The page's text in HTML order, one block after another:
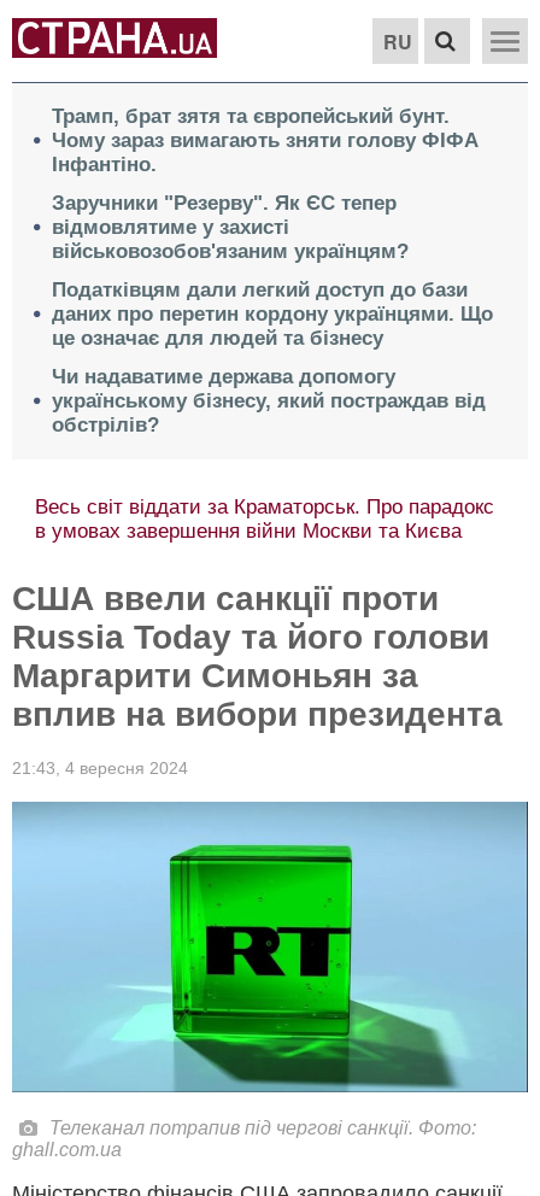
RU
Трамп, брат зятя та європейський бунт.
Чому зараз вимагають зняти голову ФІФА
Інфантіно.
Заручники "Резерву". Як ЄС тепер
відмовлятиме у захисті
військовозобов'язаним українцям?
Податківцям дали легкий доступ до бази
даних про перетин кордону українцями. Що
це означає для людей та бізнесу
Чи надаватиме держава допомогу
українському бізнесу, який постраждав від
обстрілів?
Чому у ЗСУ "зникає оптимізм", кому з
українців у ЄС більше не захистять. Підсумки
США ввели санкції проти
Russia Today та його голови
Маргарити Симоньян за
вплив на вибори президента
21:43, 4 вересня 2024
Телеканал потрапив під чергові санкції. Фото:
ghall.com.ua